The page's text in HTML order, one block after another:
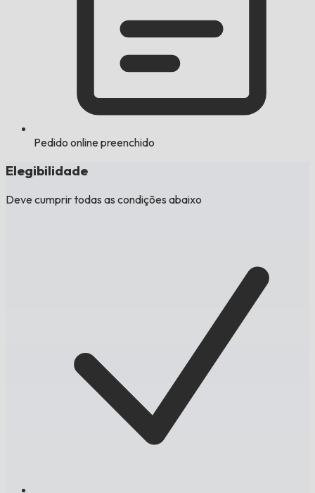
Pedido online preenchido
Elegibilidade
Deve cumprir todas as condições abaixo